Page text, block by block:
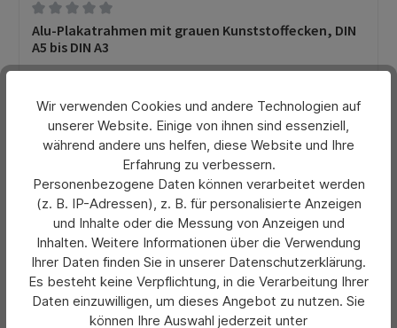
Durchschnittliche Bewertung von 0 von 5 Sternen
Alu-Plakatrahmen mit grauen Kunststoffecken, DIN
A5 bis DIN A3
Preis pro Stück:
Ab26,00 €*
Preise exkl. MwSt. zzgl. Versandkosten
Details
Wir verwenden Cookies und andere Technologien auf
unserer Website. Einige von ihnen sind essenziell,
während andere uns helfen, diese Website und Ihre
Erfahrung zu verbessern.
Personenbezogene Daten können verarbeitet werden
(z. B. IP-Adressen), z. B. für personalisierte Anzeigen
und Inhalte oder die Messung von Anzeigen und
Inhalten. Weitere Informationen über die Verwendung
Ihrer Daten finden Sie in unserer Datenschutzerklärung.
Es besteht keine Verpflichtung, in die Verarbeitung Ihrer
Daten einzuwilligen, um dieses Angebot zu nutzen. Sie
können Ihre Auswahl jederzeit unter